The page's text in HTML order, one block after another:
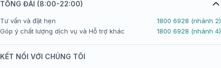
TỔNG ĐÀI (8:00-22:00)
Tư vấn và đặt hẹn
1800 6928 (nhánh 2)
Góp ý chất lượng dịch vụ và Hỗ trợ khác
1800 6928 (nhánh 4)
KẾT NỐI VỚI CHÚNG TÔI